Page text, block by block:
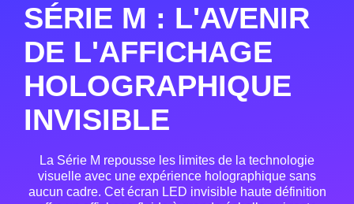
SÉRIE M : L'AVENIR
DE L'AFFICHAGE
HOLOGRAPHIQUE
INVISIBLE
La Série M repousse les limites de la technologie
visuelle avec une expérience holographique sans
aucun cadre. Cet écran LED invisible haute définition